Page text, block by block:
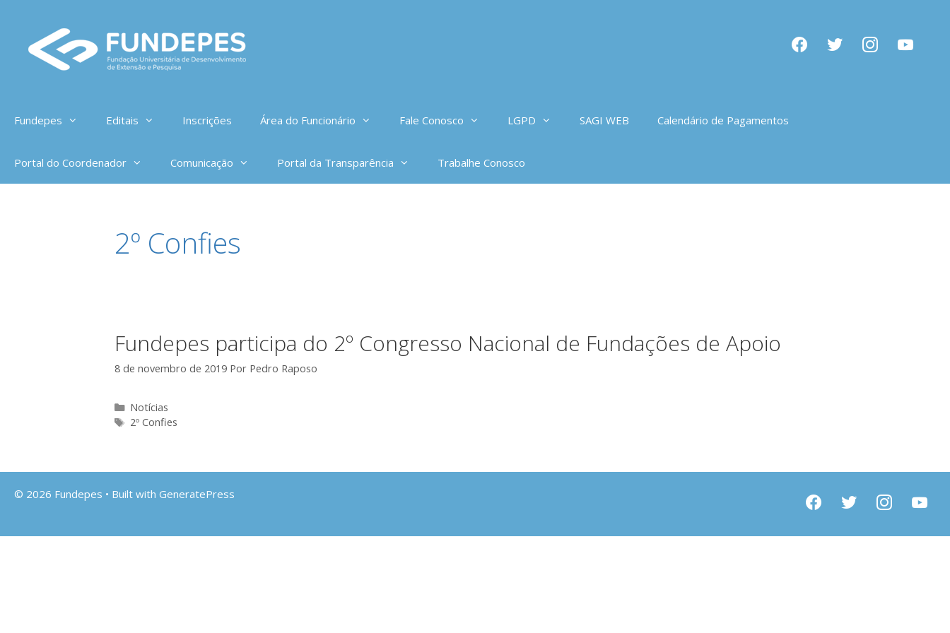
conteúdo
facebooktwitter instagramyoutube
Fundepes Editais Inscrições Área do Funcionário Fale Conosco LGPD SAGI WEB Calendário de Pagamentos
Portal do Coordenador Comunicação Portal da Transparência Trabalhe Conosco
2º Confies
Fundepes participa do 2º Congresso Nacional de Fundações de Apoio
8 de novembro de 2019 Por Pedro Raposo
Categorias
Notícias
Tags
2º Confies
facebooktwitter instagramyoutube
© 2026 Fundepes • Built with GeneratePress